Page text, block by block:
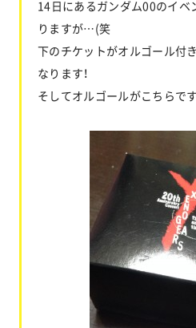
14日にあるガンダム00のイベ
りますが…(笑
下のチケットがオルゴール付
なります！
そしてオルゴールがこちらです